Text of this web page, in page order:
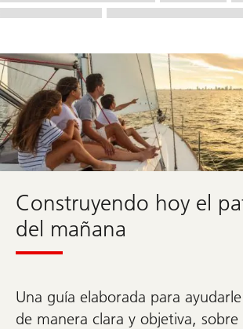
Ir
a
la
sección
sobre
Wealth
Way
UBS
Construyendo hoy el
del mañana
Una guía elaborada para
de manera clara y objetiva, sobre